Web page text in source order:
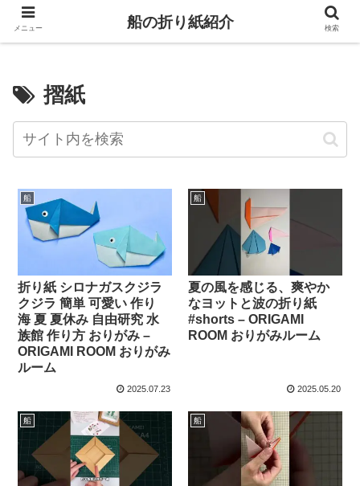
摺紙
船
折り紙 シロナガスクジラ
クジラ 簡単 可愛い 作り
海 夏 夏休み 自由研究 水
族館 作り方 おりがみ –
ORIGAMI ROOM おりがみ
ルーム
2025.07.23
船
夏の風を感じる、爽やか
なヨットと波の折り紙
#shorts – ORIGAMI
ROOM おりがみルーム
2025.05.20
船 船
メニュー 船の折り紙紹介 検索